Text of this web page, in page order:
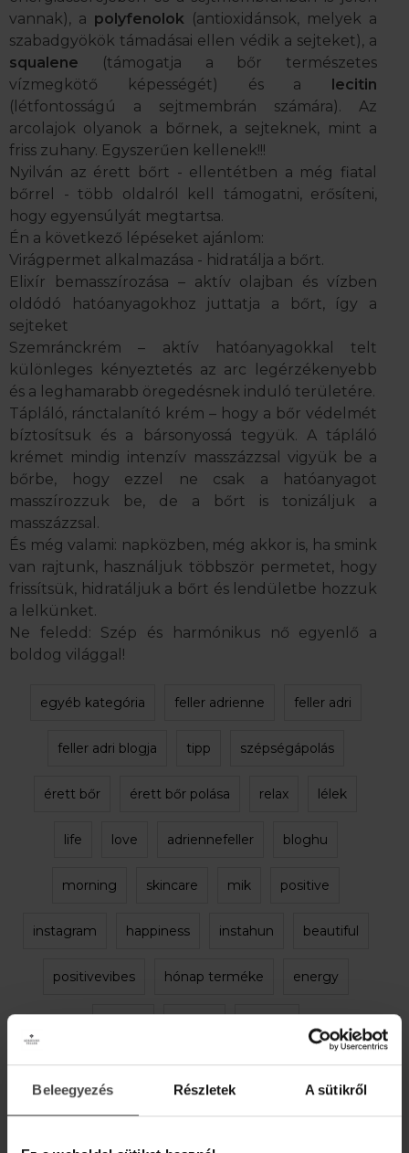
Beleegyezés Részletek A sütikről
vannak), a polyfenolok (antioxidánsok, melyek a
szabadgyökök támadásai ellen védik a sejteket), a
squalene
(támogatja a bőr természetes
vízmegkötő képességét) és a lecitin
(létfontosságú a sejtmembrán számára). Az
arcolajok olyanok a bőrnek, a sejteknek, mint a
friss zuhany. Egyszerűen kellenek!!!
Nyilván az érett bőrt - ellentétben a még fiatal
bőrrel - több oldalról kell támogatni, erősíteni,
hogy egyensúlyát megtartsa.
Én a következő lépéseket ajánlom:
Virágpermet alkalmazása - hidratálja a bőrt.
Elixír bemasszírozása – aktív olajban és vízben
oldódó hatóanyagokhoz juttatja a bőrt, így a
sejteket
Szemránckrém – aktív hatóanyagokkal telt
különleges kényeztetés az arc legérzékenyebb
és a leghamarabb öregedésnek induló területére.
Tápláló, ránctalanító krém – hogy a bőr védelmét
bíztosítsuk és a bársonyossá tegyük. A tápláló
krémet mindig intenzív masszázzsal vigyük be a
bőrbe, hogy ezzel ne csak a hatóanyagot
masszírozzuk be, de a bőrt is tonizáljuk a
masszázzsal.
És még valami: napközben, még akkor is, ha smink
van rajtunk, használjuk többször permetet, hogy
frissítsük, hidratáljuk a bőrt és lendületbe hozzuk
a lelkünket.
Ne feledd: Szép és harmónikus nő egyenlő a
boldog világgal!
egyéb kategória feller adrienne feller adri
feller adri blogja tipp szépségápolás
érett bőr érett bőr polása relax lélek
life love adriennefeller bloghu
morning skincare mik positive
instagram happiness instahun beautiful
positivevibes hónap terméke energy
természetes kozmetikumok
kényeztesd magad